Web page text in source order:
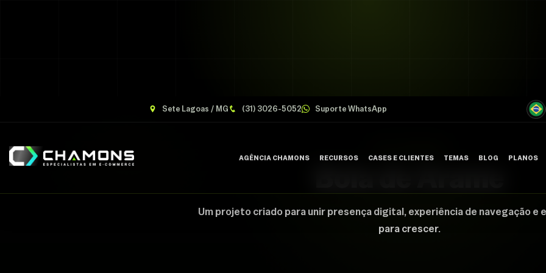
Sete Lagoas / MG (31) 3026-5052 Suporte WhatsApp
AGÊNCIA CHAMONS RECURSOS CASES E CLIENTES TEMAS BLOG PLANOS
FALE
Um projeto criado para unir presença digital, experiência de navegação
para crescer.